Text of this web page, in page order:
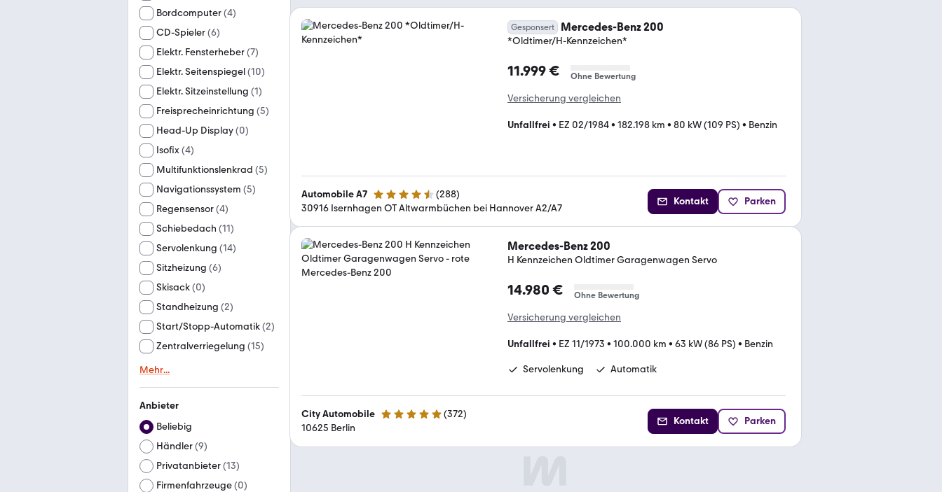
Bordcomputer(4)
CD-Spieler(6)
Elektr. Fensterheber(7)
Elektr. Seitenspiegel(10)
Elektr. Sitzeinstellung (1)
Freisprecheinrichtung (5)
Head-Up Display(0)
Isofix(4)
Multifunktionslenkrad (5)
Navigationssystem (5)
Regensensor(4)
Schiebedach (11)
Servolenkung (14)
Sitzheizung (6)
Skisack(0)
Standheizung (2)
Start/Stopp-Automatik(2)
Zentralverriegelung (15)
Mehr...
Anbieter
Beliebig
Händler(9)
Privatanbieter(13)
Firmenfahrzeuge(0)
Gesponsert Mercedes-Benz 200
*Oldtimer/H-Kennzeichen*
11.999 € Ohne Bewertung
Versicherung vergleichen
Unfallfrei • EZ 02/1984• 182.198 km • 80 kW (109 PS) • Benzin
Automobile A7 4.7 Sterne (288)
30916 Isernhagen OT Altwarmbüchen bei Hannover A2/A7
Kontakt Parken
Mercedes-Benz 200
H Kennzeichen Oldtimer Garagenwagen Servo
14.980 € Ohne Bewertung
Versicherung vergleichen
Unfallfrei • EZ 11/1973 • 100.000 km • 63 kW (86 PS) • Benzin
Servolenkung Automatik
City Automobile 4.9 Sterne (372)
10625 Berlin
Kontakt Parken